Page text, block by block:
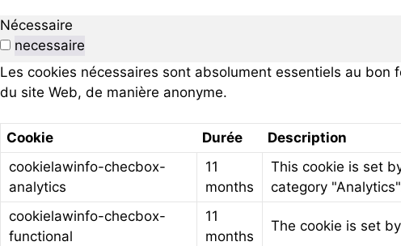
Nécessaire
necessaire
Les cookies nécessaires sont absolument essentiels au
du site Web, de manière anonyme.
Cookie Durée
Description
cookielawinfo-checbox-
analytics
11
months
This cookie is set
category
cookielawinfo-checbox-
functional
11
months
The cookie is set